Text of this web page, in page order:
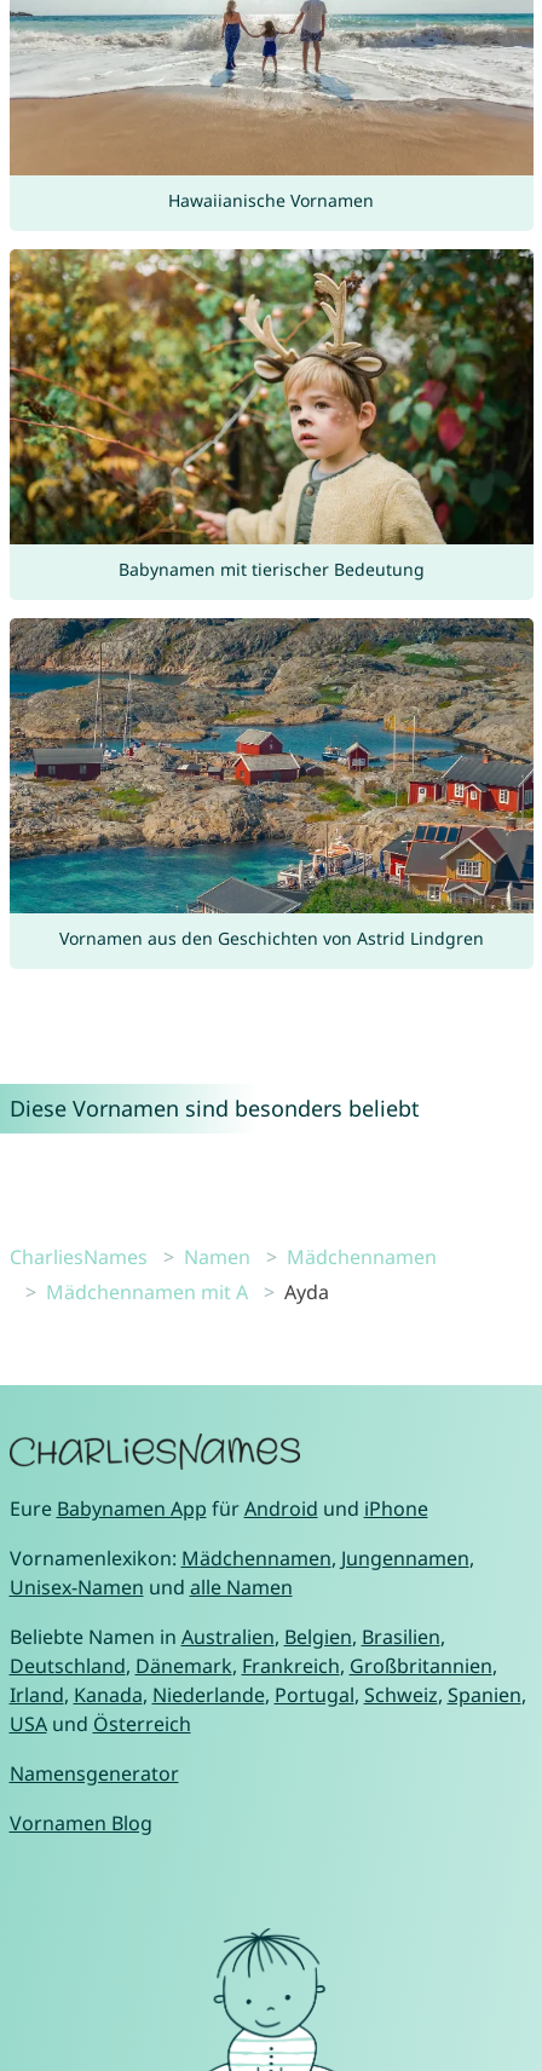
Hawaiianische Vornamen
Babynamen mit tierischer Bedeutung
Vornamen aus den Geschichten von Astrid Lindgren
Diese Vornamen sind besonders beliebt
CharliesNames Namen
Mädchennamen
Mädchennamen mit A
Ayda
Eure Babynamen App fürAndroid und iPhone
Vornamenlexikon: Mädchennamen, Jungennamen,
Unisex-Namen und alle Namen
Beliebte Namen in Australien, Belgien, Brasilien,
Deutschland, Dänemark, Frankreich, Großbritannien,
Irland, Kanada, Niederlande, Portugal, Schweiz, Spanien,
USAund Österreich
Namensgenerator
Vornamen Blog